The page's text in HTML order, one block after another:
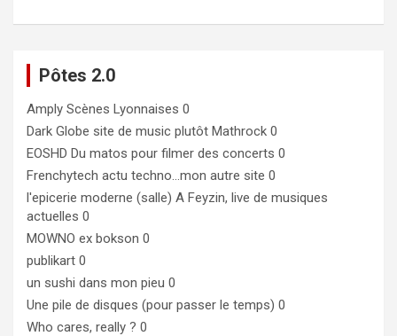
Pôtes 2.0
Amply Scènes Lyonnaises 0
Dark Globe site de music plutôt Mathrock 0
EOSHD Du matos pour filmer des concerts 0
Frenchytech actu techno…mon autre site 0
l'epicerie moderne (salle) A Feyzin, live de musiques
actuelles 0
MOWNO ex bokson 0
publikart 0
un sushi dans mon pieu 0
Une pile de disques (pour passer le temps) 0
Who cares, really ? 0